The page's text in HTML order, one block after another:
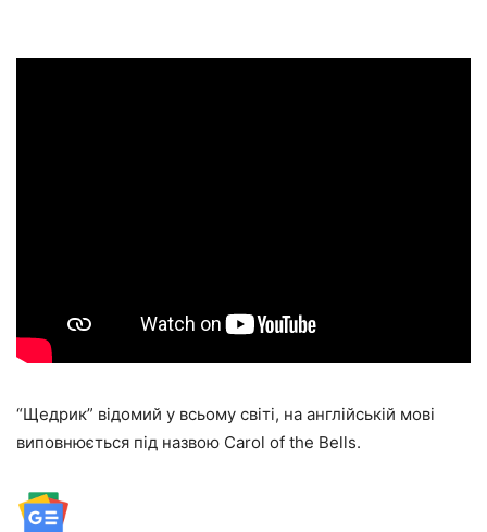
“Щедрик” відомий у всьому світі, на англійській мові
виповнюється під назвою Carol of the Bells.